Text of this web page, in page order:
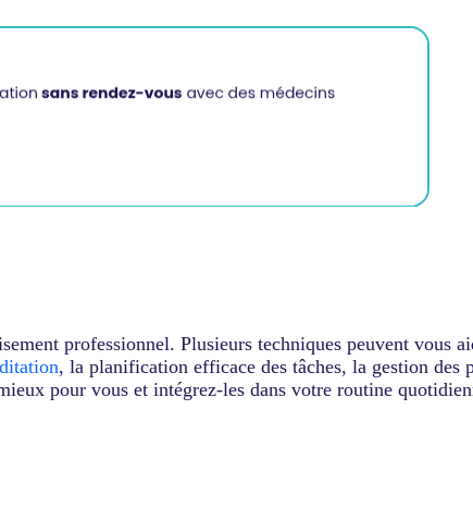
professionnel. Plusieurs techniques peuvent vous
, la planification efficace des tâches, la gestion des
pour vous et intégrez-les dans votre routine